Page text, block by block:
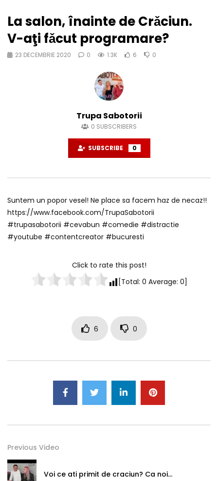
La salon, înainte de Crǎciun.
V-aţi fǎcut programare?
23 DECEMBRIE 2020 0 1.3K 6 0
Trupa Sabotorii
0 SUBSCRIBERS
SUBSCRIBE 0
Suntem un popor vesel! Ne place sa facem haz de necaz!!
https://www.facebook.com/TrupaSabotorii
#trupasabotorii #cevabun #comedie #distractie
#youtube #contentcreator #bucuresti
Click to rate this post!
[Total: 0 Average: 0]
6 0
Previous Video
Voi ce ati primit de craciun? Ca noi…